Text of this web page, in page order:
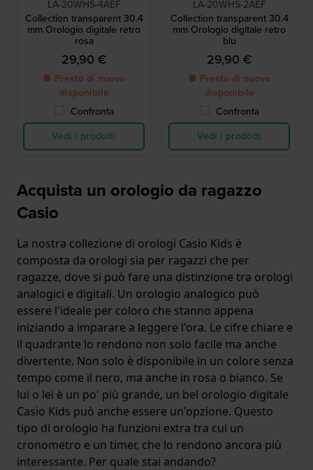
LA-20WHS-4AEF
Collection transparent 30.4
mm Orologio digitale retro
rosa
29,90 €
● Presto di nuovo
disponibile
Confronta
Vedi i prodotti
LA-20WHS-2AEF
Collection transparent 30.4
mm Orologio digitale retro
blu
29,90 €
● Presto di nuovo
disponibile
Confronta
Vedi i prodotti
Acquista un orologio da ragazzo
Casio
La nostra collezione di orologi Casio Kids è
composta da orologi sia per ragazzi che per
ragazze, dove si può fare una distinzione tra orologi
analogici e digitali. Un orologio analogico può
essere l'ideale per coloro che stanno appena
iniziando a imparare a leggere l'ora. Le cifre chiare e
il quadrante lo rendono non solo facile ma anche
divertente. Non solo è disponibile in un colore senza
tempo come il nero, ma anche in rosa o bianco. Se
lui o lei è un po' più grande, un bel orologio digitale
Casio Kids può anche essere un'opzione. Questo
tipo di orologio ha funzioni extra tra cui un
cronometro e un timer, che lo rendono ancora più
interessante. Per quale stai andando?